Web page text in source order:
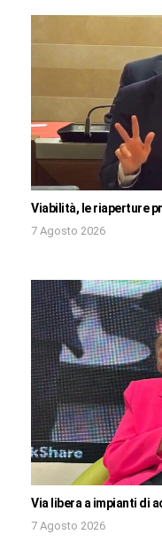
Viabilità, le riaperture
7 Agosto 2026
Via libera a impianti di
7 Agosto 2026